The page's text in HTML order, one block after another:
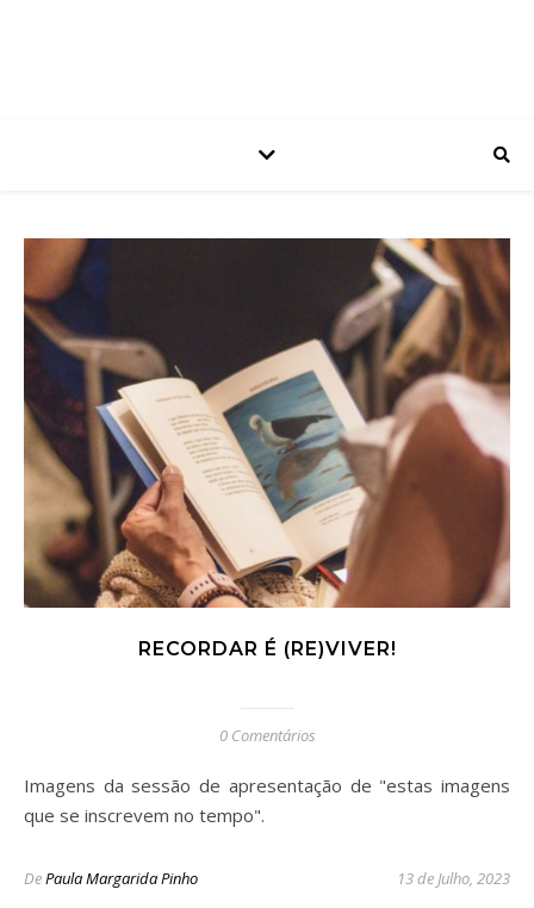
RECORDAR É (RE)VIVER!
0 Comentários
Imagens da sessão de apresentação de "estas imagens
que se inscrevem no tempo".
DePaula Margarida Pinho 13 de Julho, 2023